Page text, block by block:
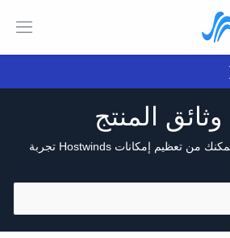
الأدوات والإرشادات التي تمكنك من تعظيم إمكانات Hostwinds تجربة